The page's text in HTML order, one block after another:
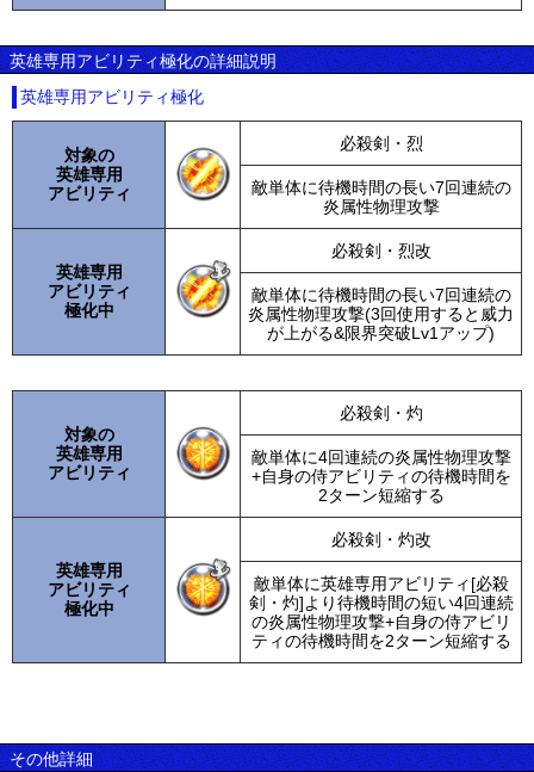
英雄専用アビリティ極化の詳細説明
英雄専用アビリティ極化
対象の
英雄専用
アビリティ
必殺剣・烈
敵単体に待機時間の長い7回連続の
炎属性物理攻撃
英雄専用
アビリティ
極化中
必殺剣・烈改
敵単体に待機時間の長い7回連続の
炎属性物理攻撃(3回使用すると威力
が上がる&限界突破Lv1アップ)
対象の
英雄専用
アビリティ
必殺剣・灼
敵単体に4回連続の炎属性物理攻撃
+自身の侍アビリティの待機時間を
2ターン短縮する
英雄専用
アビリティ
極化中
必殺剣・灼改
敵単体に英雄専用アビリティ[必殺
剣・灼]より待機時間の短い4回連続
の炎属性物理攻撃+自身の侍アビリ
ティの待機時間を2ターン短縮する
その他詳細